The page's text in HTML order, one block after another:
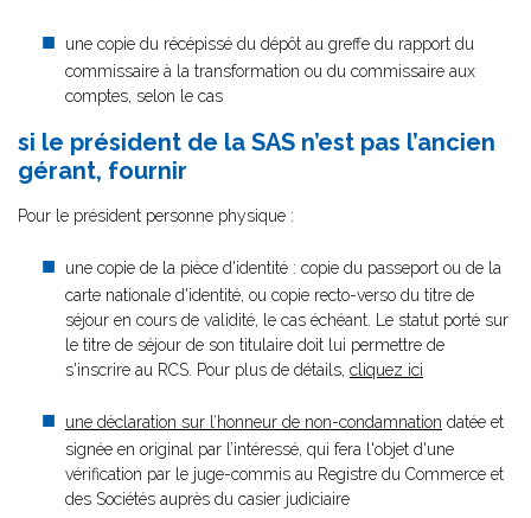
une copie du récépissé du dépôt au greffe du rapport du
commissaire à la transformation ou du commissaire aux
comptes, selon le cas
si le président de la SAS n’est pas l’ancien
gérant, fournir
Pour le président personne physique :
une copie de la pièce d'identité : copie du passeport ou de la
carte nationale d'identité, ou copie recto-verso du titre de
séjour en cours de validité, le cas échéant. Le statut porté sur
le titre de séjour de son titulaire doit lui permettre de
s'inscrire au RCS. Pour plus de détails, cliquez ici
une déclaration sur l’honneur de non-condamnation datée et
signée en original par l’intéressé, qui fera l'objet d'une
vérification par le juge-commis au Registre du Commerce et
des Sociétés auprès du casier judiciaire